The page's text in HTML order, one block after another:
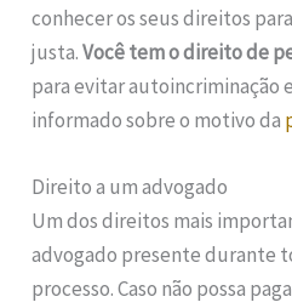
conhecer os seus direitos
justa.Você tem o direito de
para evitar autoincriminação
informado sobre o motivo da
Direito a um advogado
Um dos direitos mais
advogado presente durante
processo. Caso não possa